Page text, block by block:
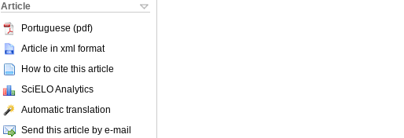
Article
Portuguese (pdf)
Article in xml format
How to cite this article
SciELO Analytics
Automatic translation
Send this article by e-mail